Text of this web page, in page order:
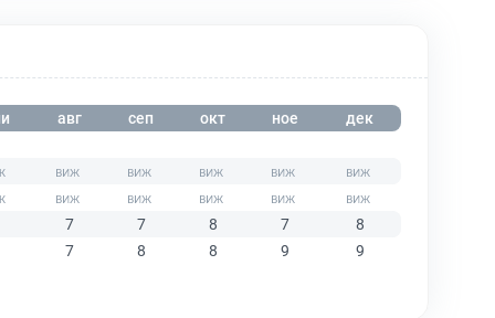
авг сеп окт ное дек
7 7 8 7
8
7
8 8 9 9